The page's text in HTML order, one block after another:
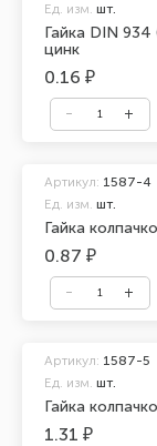
Гайка DIN
цинк
Ед. изм. шт.
0.16 ₽
Гайка
Артикул: 1587-4
Ед. изм. шт.
0.87 ₽
Гайка
Артикул: 1587-5
Ед. изм. шт.
1.31 ₽